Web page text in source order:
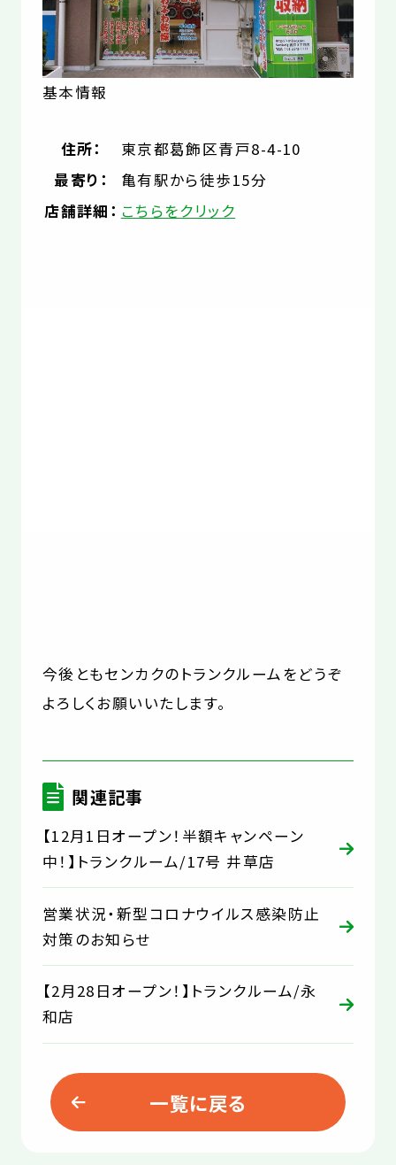
基本情報
住所：
東京都葛飾区青戸8-4-10
最寄り：
亀有駅から徒歩15分
店舗詳細： こちらをクリック
今後ともセンカクのトランクルームをどうぞ
よろしくお願いいたします。
関連記事
【12月1日オープン！半額キャンペーン
中！】トランクルーム/17号 井草店
営業状況・新型コロナウイルス感染防止
対策のお知らせ
【2月28日オープン！】トランクルーム/永
和店
一覧に戻る